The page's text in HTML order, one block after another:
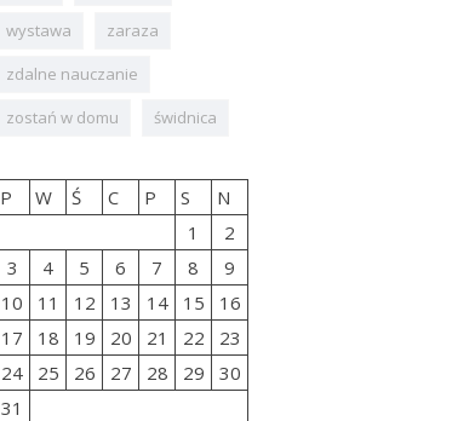
wystawa
zaraza
zdalne nauczanie
zostań w domu
świdnica
P W Ś C P S
N
1
2
3
4 5 6 7 8
9
10
11 12 13 14 15
16
17
18 19 20 21 22
23
24
25 26 27 28 29
30
31